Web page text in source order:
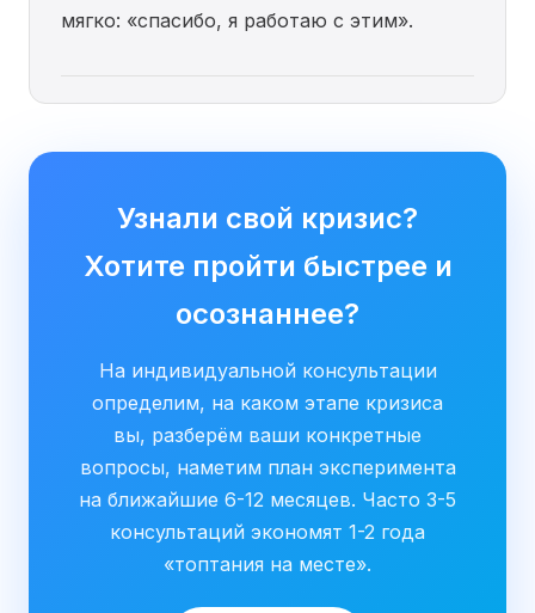
мягко: «спасибо, я работаю с этим».
Узнали свой кризис?
Хотите пройти быстрее и
осознаннее?
На индивидуальной консультации
определим, на каком этапе кризиса
вы, разберём ваши конкретные
вопросы, наметим план эксперимента
на ближайшие 6-12 месяцев. Часто 3-5
консультаций экономят 1-2 года
«топтания на месте».